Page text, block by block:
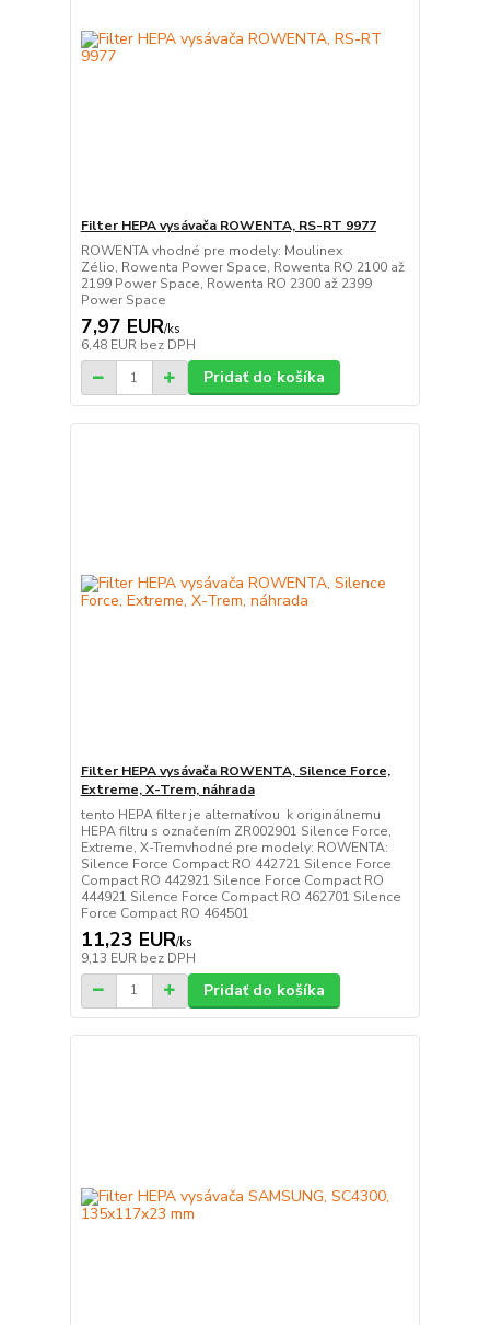
Filter HEPA vysávača ROWENTA, RS-RT 9977
ROWENTA vhodné pre modely: Moulinex
Zélio, Rowenta Power Space, Rowenta RO 2100 až
2199 Power Space, Rowenta RO 2300 až 2399
Power Space
7,97 EUR/ks
6,48 EUR bez DPH
Pridať do košíka
Filter HEPA vysávača ROWENTA, Silence Force,
Extreme, X-Trem, náhrada
tento HEPA filter je alternatívou k originálnemu
HEPA filtru s označením ZR002901 Silence Force,
Extreme, X-Tremvhodné pre modely: ROWENTA:
Silence Force Compact RO 442721 Silence Force
Compact RO 442921 Silence Force Compact RO
444921 Silence Force Compact RO 462701 Silence
Force Compact RO 464501
11,23 EUR/ks
9,13 EUR bez DPH
Pridať do košíka